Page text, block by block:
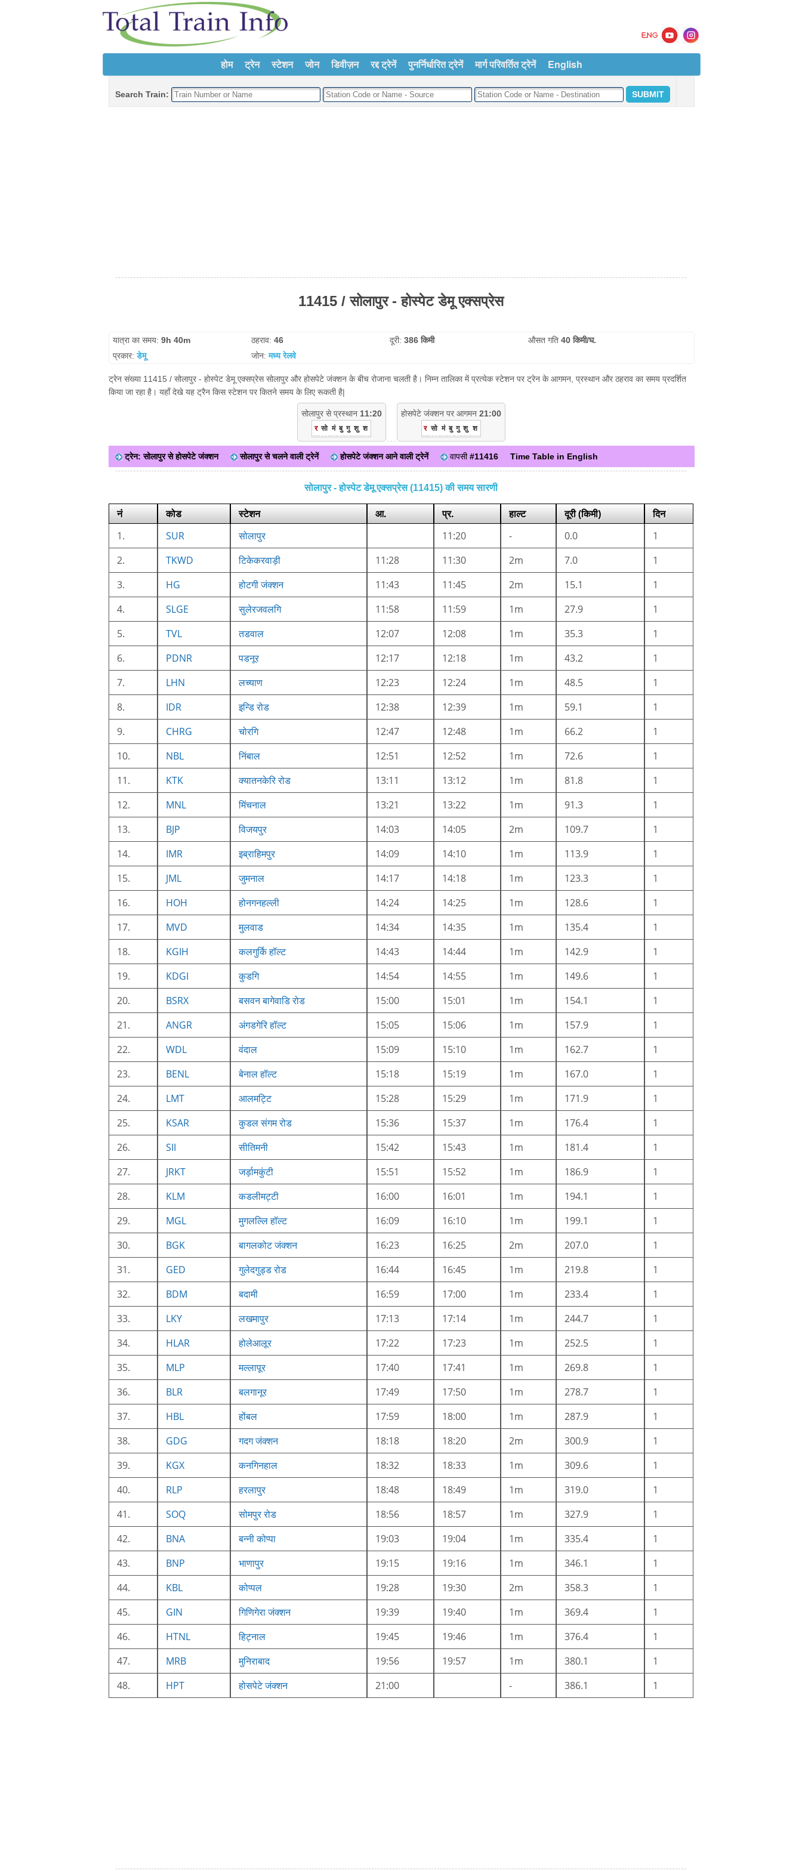
होम ट्रेन स्टेशन जोन डिवीज़न रद्द ट्रेनें पुनर्निर्धारित ट्रेनें मार्ग परिवर्तित ट्रेनें English
Search Train:
11415 / सोलापुर - होस्पेट डेमू एक्सप्रेस
यात्रा का समय: 9h 40m ठहराव: 46 दूरी: 386 किमी औसत गति 40 किमी/घ.
प्रकार:डेमू जोन:मध्य रेलवे
ट्रेन संख्या 11415 / सोलापुर - होस्पेट डेमू एक्सप्रेस सोलापुर और होसपेटे जंक्शन के बीच रोजाना चलती है। निम्न तालिका में प्रत्येक स्टेशन पर ट्रेन के आगमन, प्रस्थान और ठहराव का समय प्रदर्शित
किया जा रहा है। यहाँ देखे यह ट्रैन किस स्टेशन पर कितने समय के लिए रूकती है|
सोलापुर से प्रस्थान 11:20
र सो मं बु गु शु श
होसपेटे जंक्शन पर आगमन 21:00
र सो मं बु गु शु श
ट्रेन: सोलापुर से होसपेटे जंक्शन सोलापुर से चलने वाली ट्रेनें होसपेटे जंक्शन आने वाली ट्रेनें वापसी#11416 Time Table in English
सोलापुर - होस्पेट डेमू एक्सप्रेस (11415) की समय सारणी
नं कोड स्टेशन आ. प्र. हाल्ट दूरी (किमी)
दिन
1.
SUR सोलापुर 11:20 - 0.0
1
2.
TKWD टिकेकरवाड़ी 11:28 11:30 2m 7.0
1
3.
HG होटगी जंक्शन 11:43 11:45 2m 15.1
1
4.
SLGE सुलेरजवलगि 11:58 11:59 1m 27.9
1
5.
TVL तडवाल 12:07 12:08 1m 35.3
1
6.
PDNR पडनूर 12:17 12:18 1m 43.2
1
7.
LHN लच्याण 12:23 12:24 1m 48.5
1
8.
IDR इन्डि रोड 12:38 12:39 1m 59.1
1
9.
CHRG चोरगि 12:47 12:48 1m 66.2
1
10.
NBL निंबाल 12:51 12:52 1m 72.6
1
11.
KTK क्‍यातनकेरि रोड 13:11 13:12 1m 81.8
1
12.
MNL मिंचनाल 13:21 13:22 1m 91.3
1
13.
BJP विजयपुर 14:03 14:05 2m 109.7
1
14.
IMR इब्राहिमपुर 14:09 14:10 1m 113.9
1
15.
JML जुमनाल 14:17 14:18 1m 123.3
1
16.
HOH होनगनहल्ली 14:24 14:25 1m 128.6
1
17.
MVD मुलवाड 14:34 14:35 1m 135.4
1
18.
KGIH कलगुर्कि हॉल्ट 14:43 14:44 1m 142.9
1
19.
KDGI कुडगि 14:54 14:55 1m 149.6
1
20.
BSRX बसवन बागेवाडि रोड 15:00 15:01 1m 154.1
1
21.
ANGR अंगडगेरि हॉल्ट 15:05 15:06 1m 157.9
1
22.
WDL वंदाल 15:09 15:10 1m 162.7
1
23.
BENL बेनाल हॉल्ट 15:18 15:19 1m 167.0
1
24.
LMT आलमट्टि 15:28 15:29 1m 171.9
1
25.
KSAR कुडल संगम रोड 15:36 15:37 1m 176.4
1
26.
SII सीतिमनी 15:42 15:43 1m 181.4
1
27.
JRKT जर्ड़ामकुंटी 15:51 15:52 1m 186.9
1
28.
KLM कडलीमट्टी 16:00 16:01 1m 194.1
1
29.
MGL मुगलल्लि हॉल्ट 16:09 16:10 1m 199.1
1
30.
BGK बागलकोट जंक्शन 16:23 16:25 2m 207.0
1
31.
GED गुलेदगुड्ड रोड 16:44 16:45 1m 219.8
1
32.
BDM बदामी 16:59 17:00 1m 233.4
1
33.
LKY लखमापुर 17:13 17:14 1m 244.7
1
34.
HLAR होलेआलूर 17:22 17:23 1m 252.5
1
35.
MLP मल्लापूर 17:40 17:41 1m 269.8
1
36.
BLR बलगानूर 17:49 17:50 1m 278.7
1
37.
HBL होंबल 17:59 18:00 1m 287.9
1
38.
GDG गदग जंक्शन 18:18 18:20 2m 300.9
1
39.
KGX कनगिनहाल 18:32 18:33 1m 309.6
1
40.
RLP हरलापुर 18:48 18:49 1m 319.0
1
41.
SOQ सोमपुर रोड 18:56 18:57 1m 327.9
1
42.
BNA बन्नी कोप्पा 19:03 19:04 1m 335.4
1
43.
BNP भाणापुर 19:15 19:16 1m 346.1
1
44.
KBL कोप्पल 19:28 19:30 2m 358.3
1
45.
GIN गिणिगेरा जंक्शन 19:39 19:40 1m 369.4
1
46.
HTNL हिट्नाल 19:45 19:46 1m 376.4
1
47.
MRB मुनिराबाद 19:56 19:57 1m 380.1
1
48.
HPT होसपेटे जंक्शन 21:00 - 386.1 1